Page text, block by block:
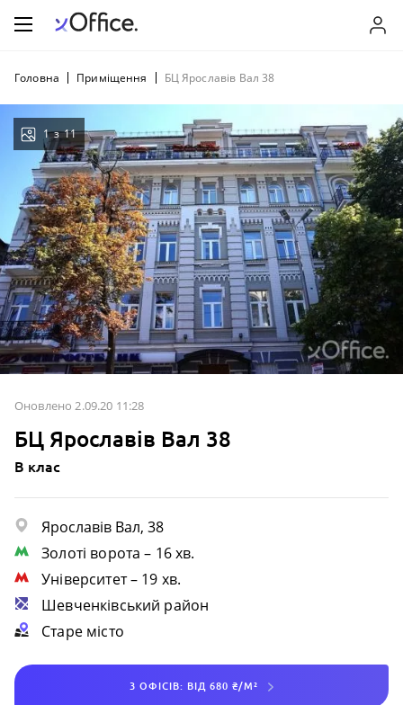
Головна Приміщення БЦ Ярославів Вал 38
Оновлено 2.09.20 11:28
БЦ Ярославів Вал 38
B клас
Ярославів Вал, 38
Золоті ворота – 16 хв.
Університет– 19 хв.
Шевченківський район
Старе місто
3 ОФІСІВ: ВІД 680 ₴/М²
1 з 11